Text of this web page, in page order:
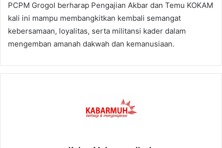
PCPM Grogol berharap Pengajian Akbar dan Temu KOKAM
kali ini mampu membangkitkan kembali semangat
kebersamaan, loyalitas, serta militansi kader dalam
mengemban amanah dakwah dan kemanusiaan.